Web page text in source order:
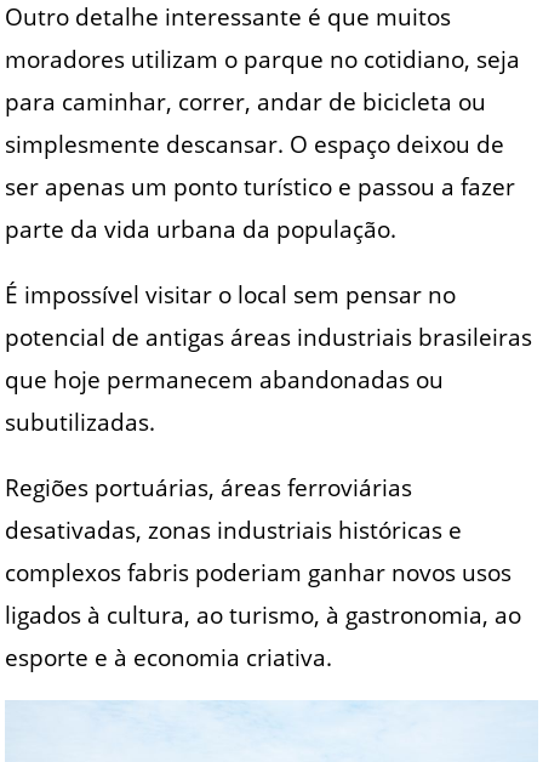
Outro detalhe interessante é que muitos
moradores utilizam o parque no cotidiano, seja
para caminhar, correr, andar de bicicleta ou
simplesmente descansar. O espaço deixou de
ser apenas um ponto turístico e passou a fazer
parte da vida urbana da população.
É impossível visitar o local sem pensar no
potencial de antigas áreas industriais brasileiras
que hoje permanecem abandonadas ou
subutilizadas.
Regiões portuárias, áreas ferroviárias
desativadas, zonas industriais históricas e
complexos fabris poderiam ganhar novos usos
ligados à cultura, ao turismo, à gastronomia, ao
esporte e à economia criativa.